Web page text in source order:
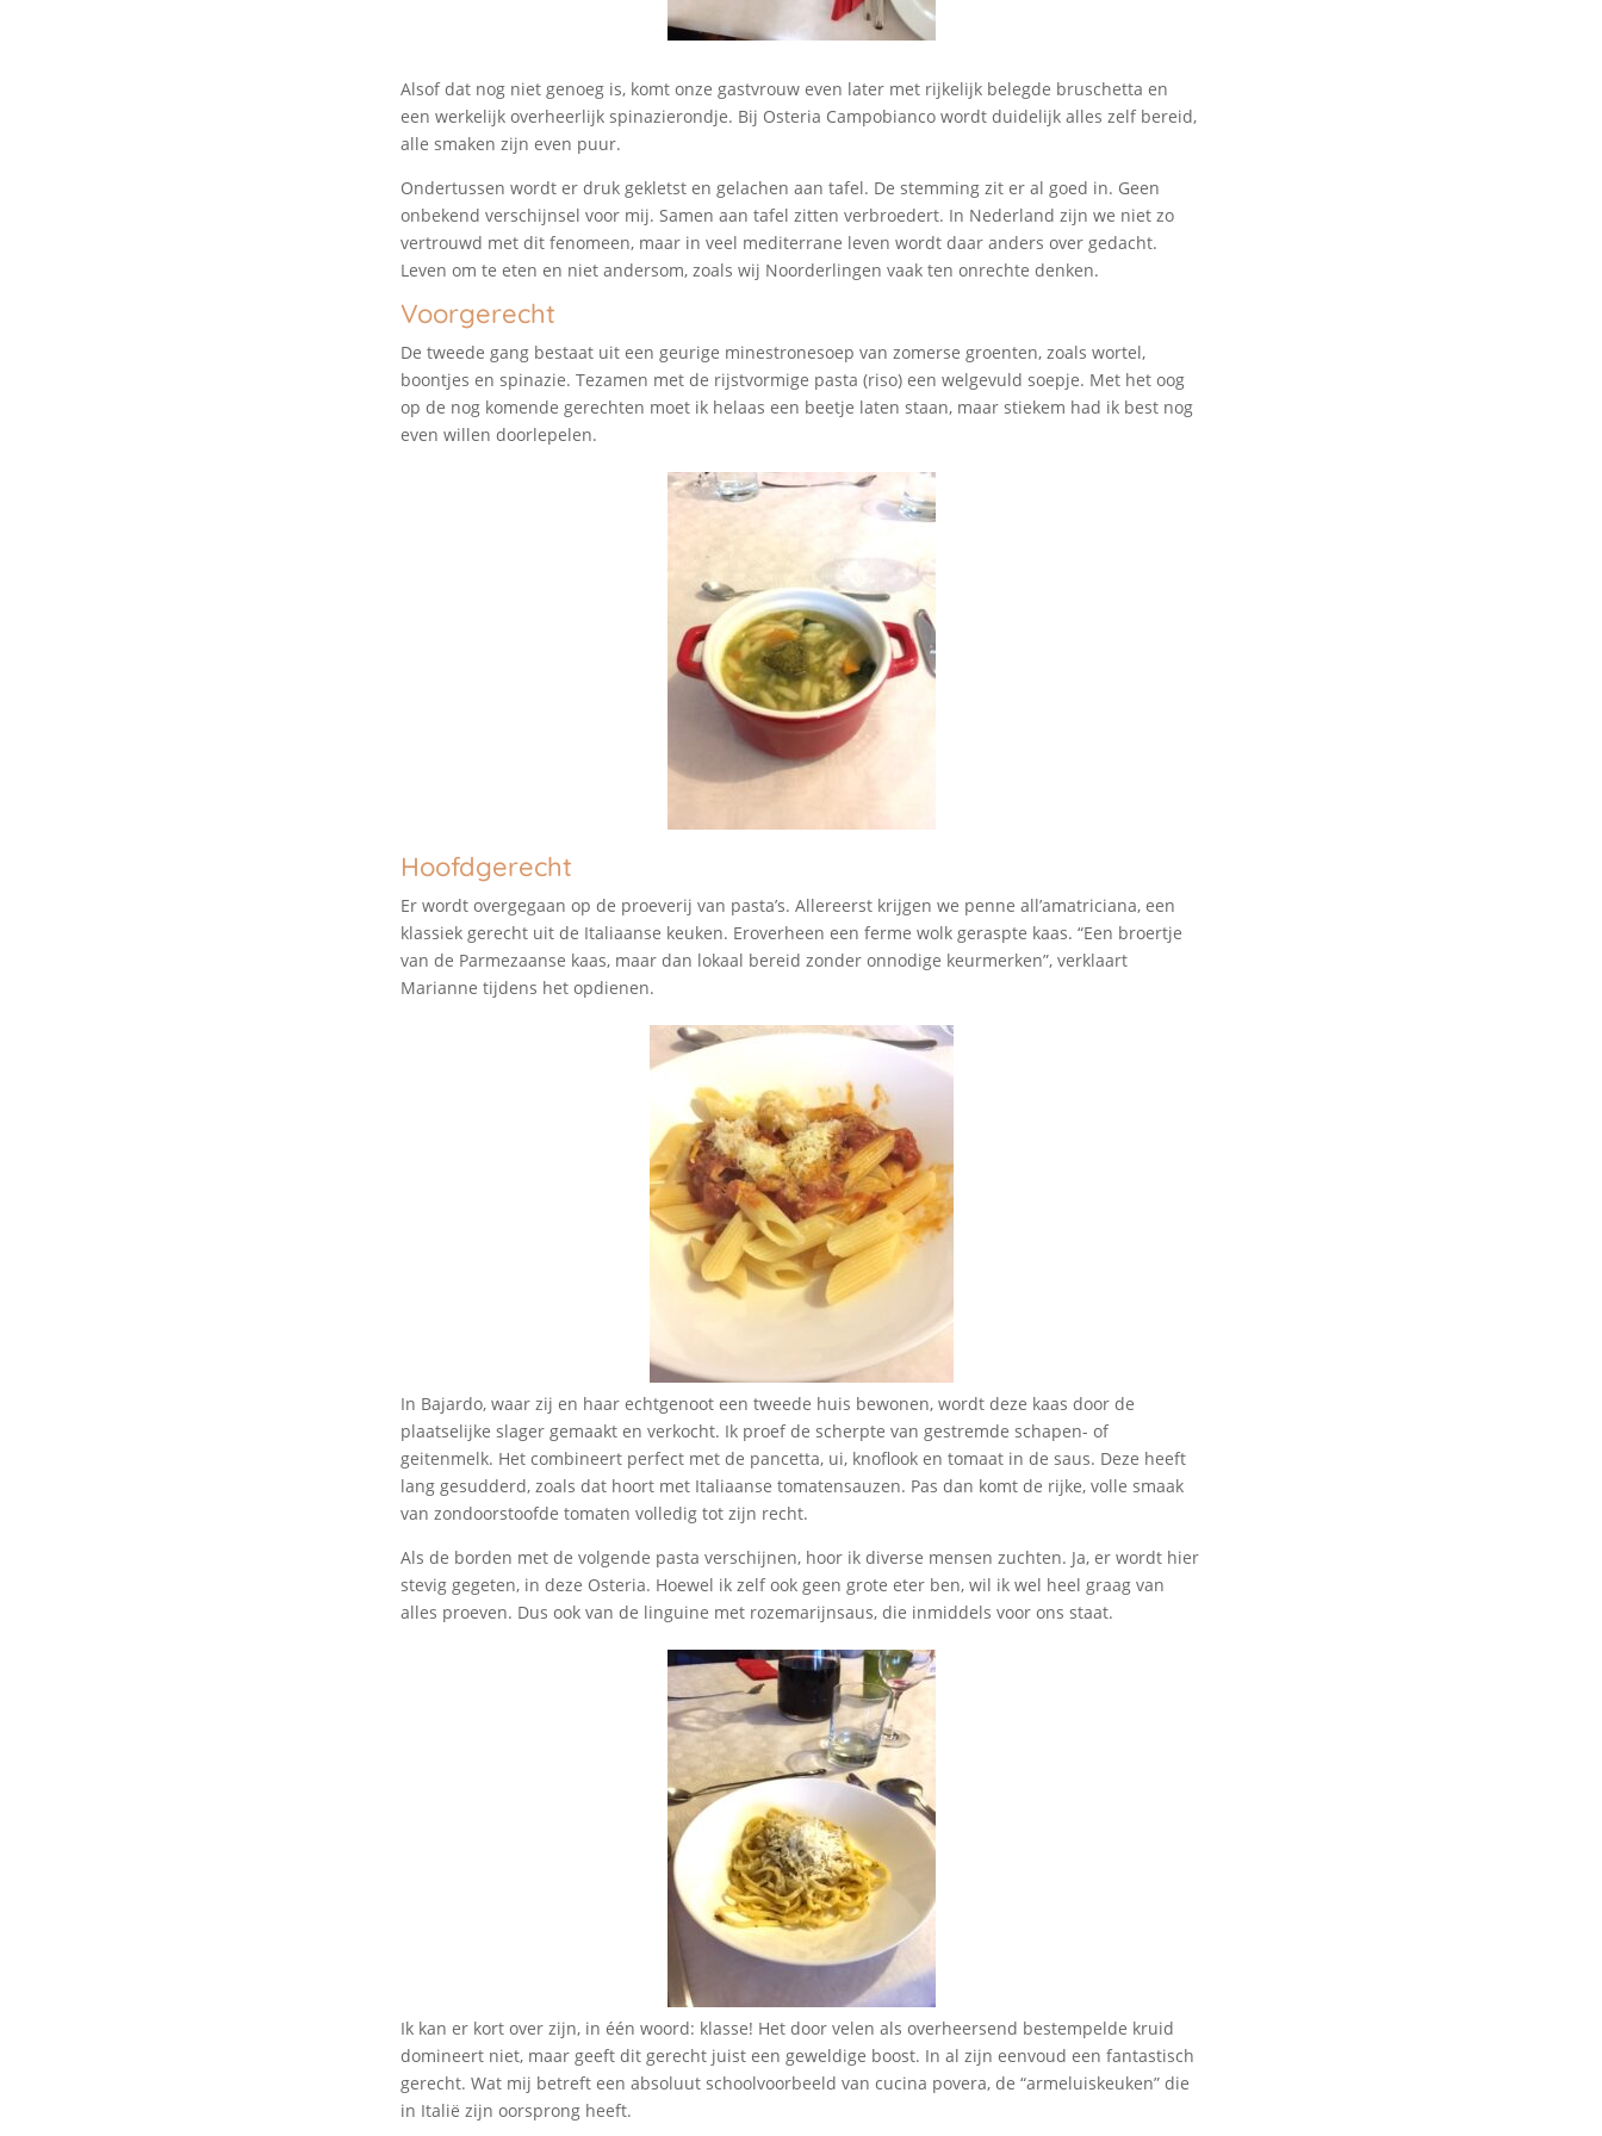
Alsof dat nog niet genoeg is, komt onze gastvrouw even later met rijkelijk belegde bruschetta en
een werkelijk overheerlijk spinazierondje. Bij Osteria Campobianco wordt duidelijk alles zelf bereid,
alle smaken zijn even puur.
Ondertussen wordt er druk gekletst en gelachen aan tafel. De stemming zit er al goed in. Geen
onbekend verschijnsel voor mij. Samen aan tafel zitten verbroedert. In Nederland zijn we niet zo
vertrouwd met dit fenomeen, maar in veel mediterrane leven wordt daar anders over gedacht.
Leven om te eten en niet andersom, zoals wij Noorderlingen vaak ten onrechte denken.
Voorgerecht
De tweede gang bestaat uit een geurige minestronesoep van zomerse groenten, zoals wortel,
boontjes en spinazie. Tezamen met de rijstvormige pasta (riso) een welgevuld soepje. Met het oog
op de nog komende gerechten moet ik helaas een beetje laten staan, maar stiekem had ik best nog
even willen doorlepelen.
Hoofdgerecht
Er wordt overgegaan op de proeverij van pasta’s. Allereerst krijgen we penne all’amatriciana, een
klassiek gerecht uit de Italiaanse keuken. Eroverheen een ferme wolk geraspte kaas. “Een broertje
van de Parmezaanse kaas, maar dan lokaal bereid zonder onnodige keurmerken”, verklaart
Marianne tijdens het opdienen.
In Bajardo, waar zij en haar echtgenoot een tweede huis bewonen, wordt deze kaas door de
plaatselijke slager gemaakt en verkocht. Ik proef de scherpte van gestremde schapen- of
geitenmelk. Het combineert perfect met de pancetta, ui, knoflook en tomaat in de saus. Deze heeft
lang gesudderd, zoals dat hoort met Italiaanse tomatensauzen. Pas dan komt de rijke, volle smaak
van zondoorstoofde tomaten volledig tot zijn recht.
Als de borden met de volgende pasta verschijnen, hoor ik diverse mensen zuchten. Ja, er wordt hier
stevig gegeten, in deze Osteria. Hoewel ik zelf ook geen grote eter ben, wil ik wel heel graag van
alles proeven. Dus ook van de linguine met rozemarijnsaus, die inmiddels voor ons staat.
Ik kan er kort over zijn, in één woord: klasse! Het door velen als overheersend bestempelde kruid
domineert niet, maar geeft dit gerecht juist een geweldige boost. In al zijn eenvoud een fantastisch
gerecht. Wat mij betreft een absoluut schoolvoorbeeld van cucina povera, de “armeluiskeuken” die
in Italië zijn oorsprong heeft.